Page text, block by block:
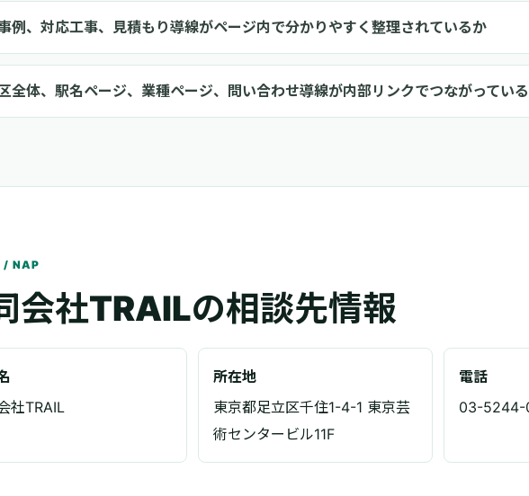
例、対応工事、見積もり導線がページ内で分かりやすく整理されているか
全体、駅名ページ、業種ページ、問い合わせ導線が内部リンクでつながってい
/ NAP
会社TRAILの相談先情報
社TRAIL
所在地
東京都足立区千住1-4-1 東京芸
術センタービル11F
電話
03-5244-